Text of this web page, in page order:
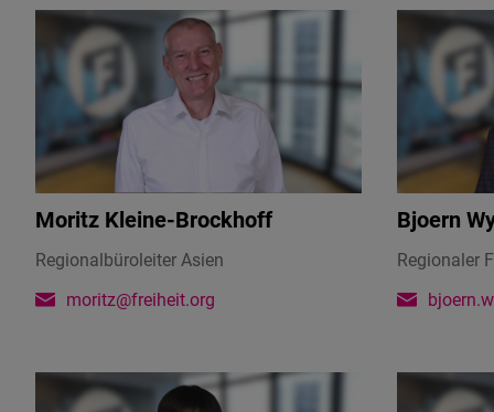
Moritz Kleine-Brockhoff
Regionalbüroleiter Asien
moritz@freiheit.org
Bjoern
Regionaler